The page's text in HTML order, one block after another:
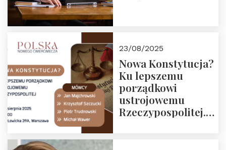
23/08/2025
Nowa Konstytucja?
Ku lepszemu
porządkowi
ustrojowemu
Rzeczypospolitej.